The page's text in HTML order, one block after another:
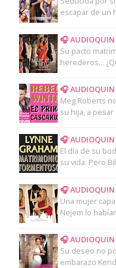
escapar de un
🎧 AUDIOQUIN
Su pacto
herederos...
🎧 AUDIOQUIN
Meg Roberts
su hija, a
🎧
El día de su
su vida. Pero
🎧 AUDIOQUIN
Una mujer
Nejem lo
🎧 AUDIOQUIN
Su deseo no
embarazo